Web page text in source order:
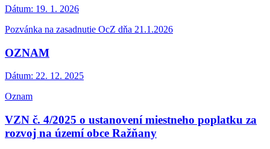
Dátum: 19. 1. 2026
Pozvánka na zasadnutie OcZ dňa 21.1.2026
OZNAM
Dátum: 22. 12. 2025
Oznam
VZN č. 4/2025 o ustanovení miestneho poplatku za
rozvoj na území obce Ražňany